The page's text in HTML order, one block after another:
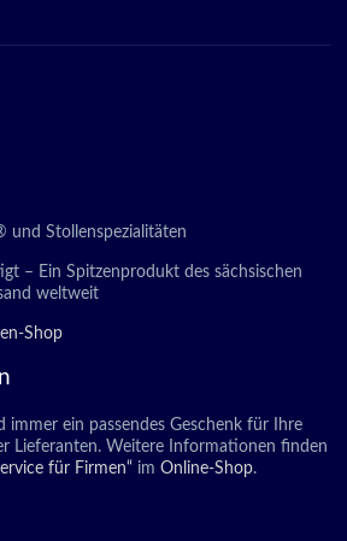
und Stollenspezialitäten
– Ein Spitzenprodukt des sächsischen
weltweit
Shop
immer ein passendes Geschenk für Ihre
Lieferanten. Weitere Informationen finden
für Firmen“ im Online-Shop.